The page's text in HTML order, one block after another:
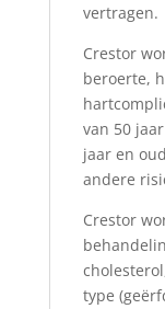
vertragen.
Crestor
beroerte,
van 50
jaar en
andere
Crestor
type